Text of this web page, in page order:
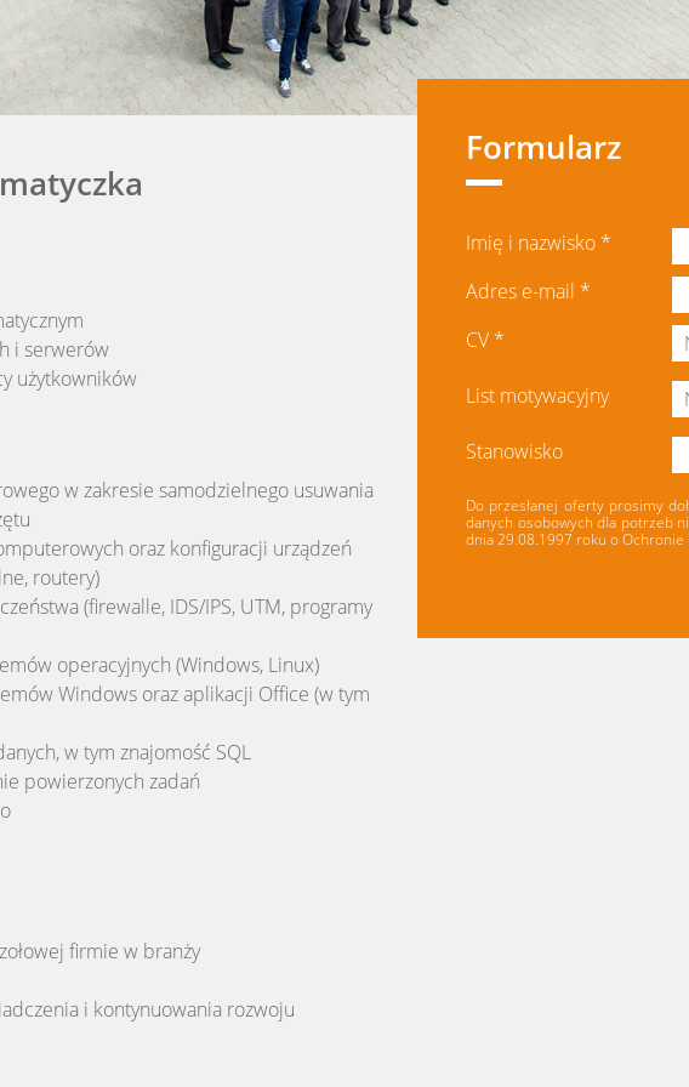
i serwerów
użytkowników
w zakresie samodzielnego usuwania
oraz konfiguracji urządzeń
routery)
(firewalle, IDS/IPS, UTM, programy
operacyjnych (Windows, Linux)
Windows oraz aplikacji Office (w tym
w tym znajomość SQL
powierzonych zadań
firmie w branży
i kontynuowania rozwoju
Formularz
Imię i nazwisko *
Adres e-mail *
CV *
List motywacyjny
Stanowisko
Do przesłanej oferty prosimy
danych osobowych dla potrzeb
dnia 29.08.1997 roku o